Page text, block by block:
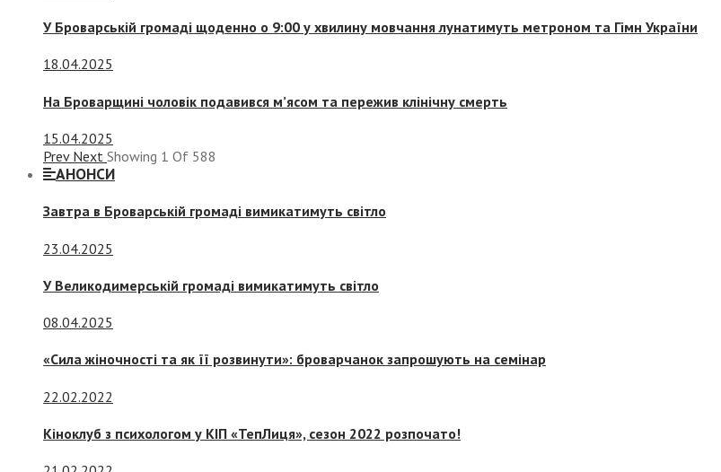
У Броварській громаді щоденно о 9:00 у хвилину мовчання лунатимуть метроном та Гімн України
18.04.2025
На Броварщині чоловік подавився м’ясом та пережив клінічну смерть
15.04.2025
Prev Next Showing 1 Of 588
АНОНСИ
Завтра в Броварській громаді вимикатимуть світло
23.04.2025
У Великодимерській громаді вимикатимуть світло
08.04.2025
«Сила жіночності та як її розвинути»: броварчанок запрошують на семінар
22.02.2022
Кіноклуб з психологом у КІП «ТепЛиця», сезон 2022 розпочато!